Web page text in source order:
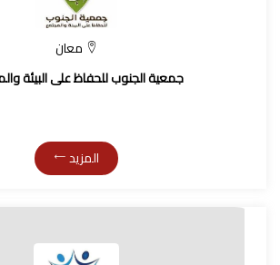
معان
جمعية الجنوب للحفاظ على البيئة
المزيد